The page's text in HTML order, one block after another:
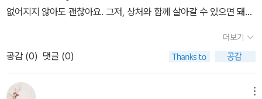
받은 기억이 있다면, 나도 그 상황에서 다른 이에게 똑같이 행동하는
일은 없을 것이라는 것이다. 즉, 타인을 향해 배려라는 것이 생긴다는
것이다. 그리고 나는 그 순간 성장하는 사람이 되어가고 있다는 증거
자신과 마주하는 일. 그것이 회복의 시작이 될 것이다.
없어지지 않아도 괜찮아요. 그저, 상처와 함께 살아갈 수 있으면 돼
주고받는다.무심코 던진 말, 아무렇지 않게 지나친 외면, 상처의 크기
는 작지만, 반복되면 마음 한켠을 깊게 파고든다. 이 책은 우리가 무
의식적으로 입는 상처들을 사회와 관계의 맥락 안에서 살펴보며, 상
처를 ‘이겨내는 것’이 아닌 함께 살아가는 태도에 대해 이야기한다.
더보기
공감 (0) 댓글 (0)